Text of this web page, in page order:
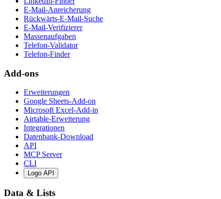
E-Mail-Anreicherung
Rückwärts-E-Mail-Suche
E-Mail-Verifizierer
Massenaufgaben
Telefon-Validator
Telefon-Finder
Add-ons
Erweiterungen
Google Sheets-Add-on
Microsoft Excel-Add-in
Airtable-Erweiterung
Integrationen
Datenbank-Download
API
MCP Server
CLI
Logo API
Data & Lists